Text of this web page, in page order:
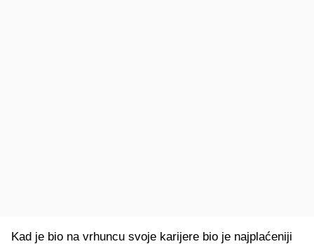
Kad je bio na vrhuncu svoje karijere bio je najplaćeniji